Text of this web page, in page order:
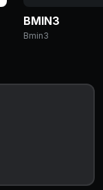
BMIN3
Bmin3